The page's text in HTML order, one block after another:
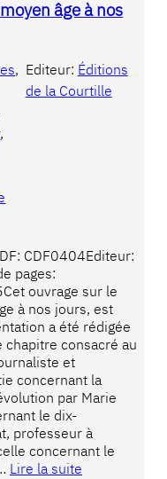
âge à nos
Editeur: Éditions
de la Courtille
CDF0404Editeur:
pages:
ouvrage sur le
à nos jours, est
a été rédigée
chapitre consacré au
et
concernant la
par Marie
le dix-
professeur à
concernant le
Lire la suite